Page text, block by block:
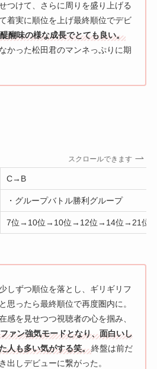
つけて、さらに周りを盛り上げる
着実に順位を上げ最終順位でデビ
醐味の様な成長でとても良い。
かった松田君のマンネっぷりに期
スクロールできます
C→B
・グループバトル勝利グループ
7位→10位→10位→12位→14位→21位
しずつ順位を落とし、ギリギリフ
思ったら最終順位で再度圏内に。
感を見せつつ視聴者の心を掴み、
ァン強気モードとなり、面白いし
人も多い気がする笑。終盤は前だ
出しデビューに繋がった。